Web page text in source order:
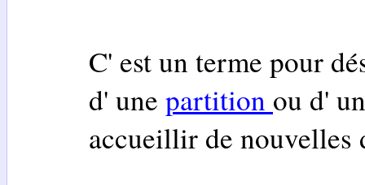
C' est un terme pour
d' une partition ou d'
accueillir de nouvelles